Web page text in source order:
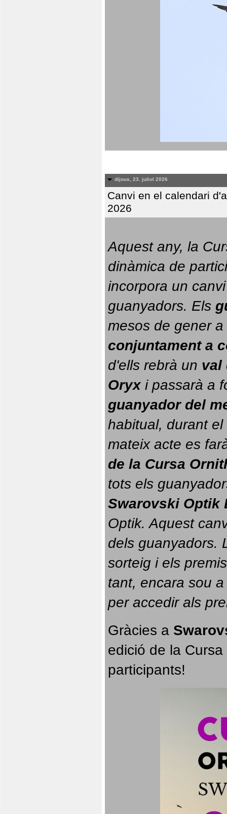
dijous, 23. juliol 2026
Canvi en el calendari
2026
Aquest any, la
dinàmica de
incorpora un
guanyadors. Els
conjuntament a
d'ells rebrà un val
Oryx i passarà a
guanyador del
habitual, durant el
mateix acte es
de la Cursa
tots els
Swarovski Optik
Optik. Aquest
dels guanyadors.
sorteig i els
tant, encara sou
per accedir als
Gràcies a
edició de la
participants!